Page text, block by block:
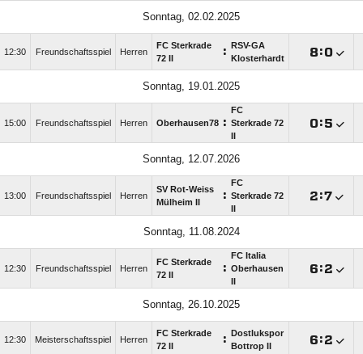
Sonntag, 02.02.2025
12:30 Freundschaftsspiel Herren
FC Sterkrade
72 II
:
RSV-GA
Klosterhardt
:
Sonntag, 19.01.2025
15:00 Freundschaftsspiel Herren Oberhausen78 :
FC
Sterkrade 72
:
Sonntag, 12.07.2026
13:00 Freundschaftsspiel Herren
SV Rot-Weiss
Mülheim II
:
FC
Sterkrade 72
:
Sonntag, 11.08.2024
12:30 Freundschaftsspiel Herren
FC Sterkrade
72 II
:
FC Italia
Oberhausen
:
Sonntag, 26.10.2025
12:30 Meisterschaftsspiel Herren
FC Sterkrade
72 II
:
Dostlukspor
Bottrop II
: